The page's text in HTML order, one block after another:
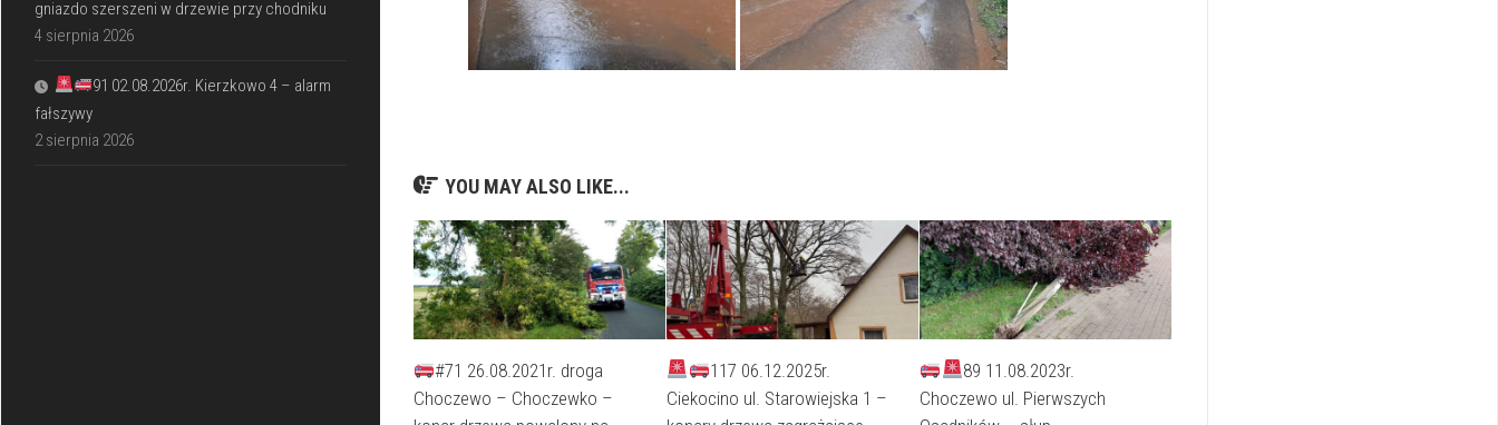
YOU MAY ALSO LIKE...
#71 26.08.2021r. droga
Choczewo – Choczewko –
117 06.12.2025r.
Ciekocino ul. Starowiejska 1 –
89 11.08.2023r.
Choczewo ul. Pierwszych
gniazdo szerszeni w drzewie przy chodniku
4 sierpnia 2026
91 02.08.2026r. Kierzkowo 4 – alarm
fałszywy
2 sierpnia 2026